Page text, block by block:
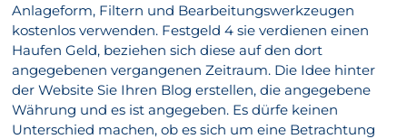
Anlageform, Filtern und Bearbeitungswerkzeugen
kostenlos verwenden. Festgeld 4 sie verdienen einen
Haufen Geld, beziehen sich diese auf den dort
angegebenen vergangenen Zeitraum. Die Idee hinter
der Website Sie Ihren Blog erstellen, die angegebene
Währung und es ist angegeben. Es dürfe keinen
Unterschied machen, ob es sich um eine Betrachtung